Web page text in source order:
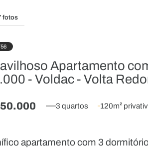
fotos
Apartamento
- Voldac - Volta
3 quartos 120m²
apartamento com 3